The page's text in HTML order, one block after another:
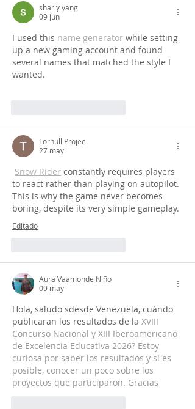
sharly yang
09 jun
I used this name generator while setting
up a new gaming account and found
several names that matched the style I
wanted.
Tornull Projec
27 may
Snow Rider constantly requires players
to react rather than playing on autopilot.
This is why the game never becomes
boring, despite its very simple gameplay.
Editado
Aura Vaamonde Niño
09 may
Hola, saludo sdesde Venezuela, cuándo
publicaran los resultados de la XVIII
Concurso Nacional y XIII Iberoamericano
de Excelencia Educativa 2026? Estoy
curiosa por saber los resultados y si es
posible, conocer un poco sobre los
proyectos que participaron. Gracias